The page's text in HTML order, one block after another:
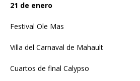
21 de enero
Festival Ole Mas
Villa del Carnaval de Mahault
Cuartos de final Calypso